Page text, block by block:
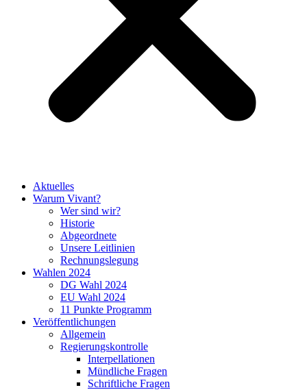
Aktuelles
Warum Vivant?
Wer sind wir?
Historie
Abgeordnete
Unsere Leitlinien
Rechnungslegung
Wahlen 2024
DG Wahl 2024
EU Wahl 2024
11 Punkte Programm
Veröffentlichungen
Allgemein
Regierungskontrolle
Interpellationen
Mündliche Fragen
Schriftliche Fragen